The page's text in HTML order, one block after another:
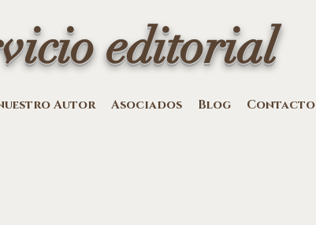
editorial
nuestro Autor Asociados Blog Contacto